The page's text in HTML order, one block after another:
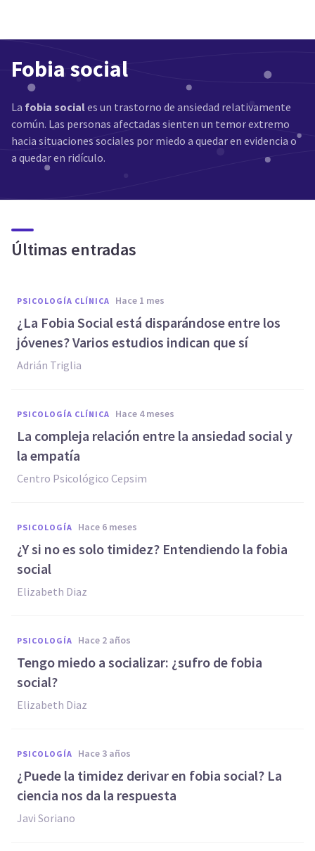
Fobia social
La fobia sociales un trastorno de ansiedad relativamente
común. Las personas afectadas sienten un temor extremo
hacia situaciones sociales por miedo a quedar en evidencia o
a quedar en ridículo.
Últimas entradas
PSICOLOGÍA CLÍNICA hace 1 mes
¿La Fobia Social está disparándose entre los
jóvenes? Varios estudios indican que sí
Adrián Triglia
PSICOLOGÍA CLÍNICA hace 4 meses
La compleja relación entre la ansiedad social y
la empatía
Centro Psicológico Cepsim
PSICOLOGÍA hace 6 meses
¿Y si no es solo timidez? Entendiendo la fobia
social
Elizabeth Diaz
PSICOLOGÍA hace 2 años
Tengo miedo a socializar: ¿sufro de fobia
social?
Elizabeth Diaz
PSICOLOGÍA hace 3 años
¿Puede la timidez derivar en fobia social? La
ciencia nos da la respuesta
Javi Soriano